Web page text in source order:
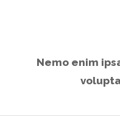
Nemo enim